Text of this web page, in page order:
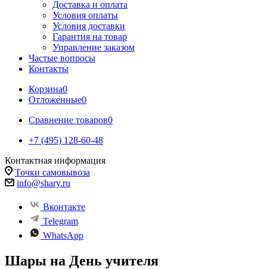
Доставка и оплата
Условия оплаты
Условия доставки
Гарантия на товар
Управление заказом
Частые вопросы
Контакты
Корзина0
Отложенные0
Сравнение товаров0
+7 (495) 128-60-48
Контактная информация
Точки самовывоза
info@shary.ru
Вконтакте
Telegram
WhatsApp
Шары на День учителя